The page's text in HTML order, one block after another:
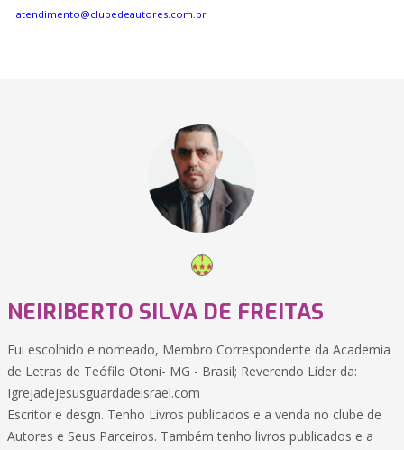
atendimento@clubedeautores.com.br
NEIRIBERTO SILVA DE FREITAS
Fui escolhido e nomeado, Membro Correspondente da Academia
de Letras de Teófilo Otoni- MG - Brasil; Reverendo Líder da:
Igrejadejesusguardadeisrael.com
Escritor e desgn. Tenho Livros publicados e a venda no clube de
Autores e Seus Parceiros. Também tenho livros publicados e a